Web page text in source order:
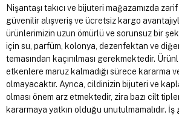
Nişantaşı takıcı ve bijuteri mağazamızda
güvenilir alışveriş ve ücretsiz kargo
ürünlerimizin uzun ömürlü ve sorunsuz bir
için su, parfüm, kolonya, dezenfektan ve
temasından kaçınılması gerekmektedir.
etkenlere maruz kalmadığı sürece kararma
olmayacaktır. Ayrıca, cildinizin bijuteri ve
olması önem arz etmektedir, zira bazı cilt
kararmaya yatkın olduğu unutulmamalıdır.